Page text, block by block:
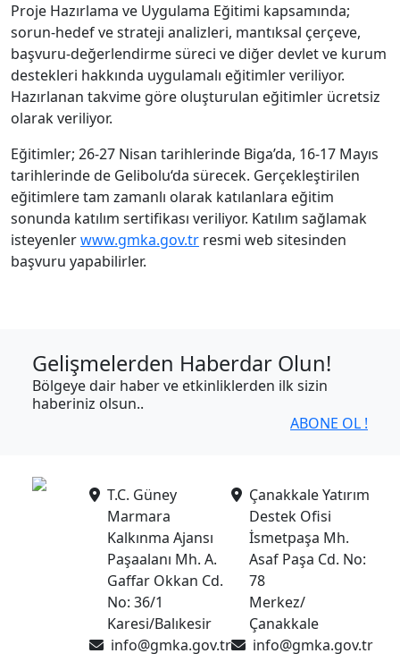
Proje Hazırlama ve Uygulama Eğitimi kapsamında;
sorun-hedef ve strateji analizleri, mantıksal çerçeve,
başvuru-değerlendirme süreci ve diğer devlet ve kurum
destekleri hakkında uygulamalı eğitimler veriliyor.
Hazırlanan takvime göre oluşturulan eğitimler ücretsiz
olarak veriliyor.
Eğitimler; 26-27 Nisan tarihlerinde Biga’da, 16-17 Mayıs
tarihlerinde de Gelibolu‘da sürecek. Gerçekleştirilen
eğitimlere tam zamanlı olarak katılanlara eğitim
sonunda katılım sertifikası veriliyor. Katılım sağlamak
isteyenlerwww.gmka.gov.tr resmi web sitesinden
başvuru yapabilirler.
Gelişmelerden Haberdar Olun!
Bölgeye dair haber ve etkinliklerden ilk sizin
haberiniz olsun..
ABONE OL !
T.C. Güney
Marmara
Kalkınma Ajansı
Paşaalanı Mh. A.
Gaffar Okkan Cd.
No: 36/1
Karesi/Balıkesir
info@gmka.gov.tr
Çanakkale Yatırım
Destek Ofisi
İsmetpaşa Mh.
Asaf Paşa Cd. No:
78
Merkez/
Çanakkale
info@gmka.gov.tr